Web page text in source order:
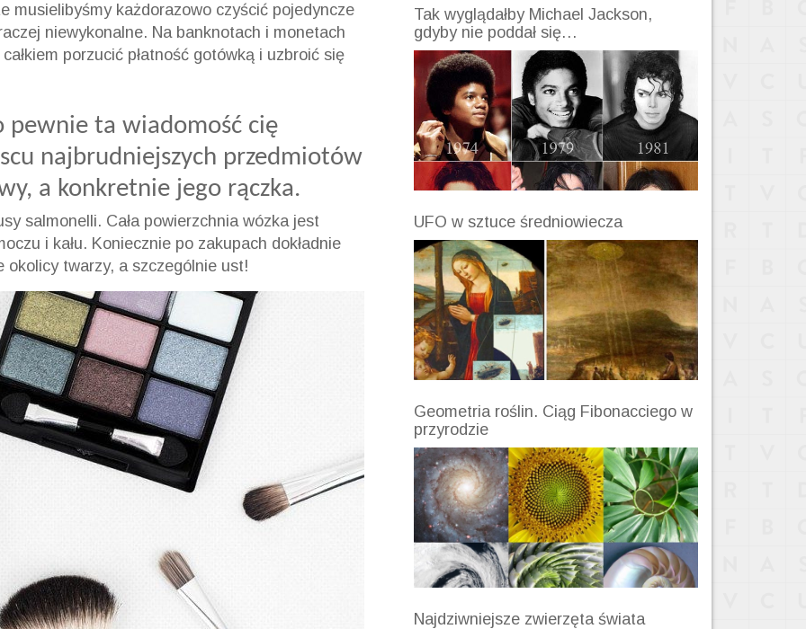
musielibyśmy każdorazowo czyścić pojedyncze
niewykonalne. Na banknotach i monetach
porzucić płatność gotówką i uzbroić się
pewnie ta wiadomość cię
najbrudniejszych przedmiotów
a konkretnie jego rączka.
salmonelli. Cała powierzchnia wózka jest
i kału. Koniecznie po zakupach dokładnie
twarzy, a szczególnie ust!
Tak wyglądałby Michael Jackson,
gdyby nie poddał się…
UFO w sztuce średniowiecza
Geometria roślin. Ciąg Fibonacciego w
przyrodzie
Najdziwniejsze zwierzęta świata